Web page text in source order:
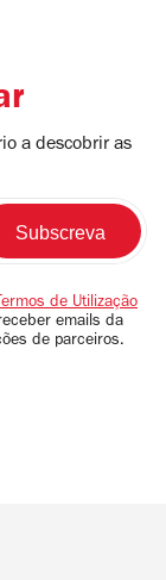
a descobrir as
de Utilização
emails da
de parceiros.